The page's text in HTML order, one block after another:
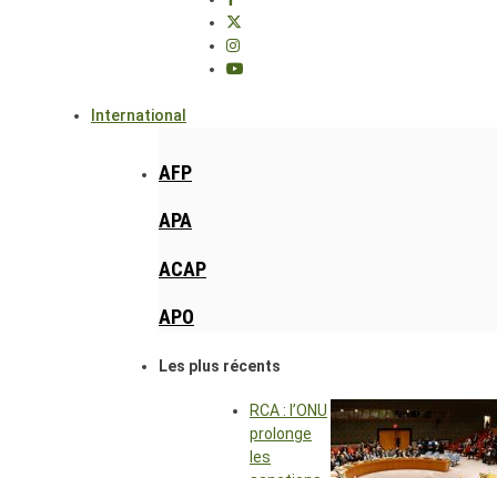
International
AFP
APA
ACAP
APO
Les plus récents
RCA : l’ONU
prolonge
les